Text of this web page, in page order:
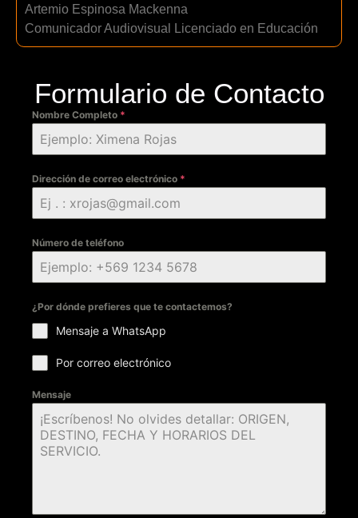
Artemio Espinosa Mackenna
Comunicador Audiovisual Licenciado en Educación
Formulario de Contacto
Nombre Completo *
Dirección de correo electrónico *
Número de teléfono
¿Por dónde prefieres que te contactemos?
Mensaje a WhatsApp
Por correo electrónico
Mensaje